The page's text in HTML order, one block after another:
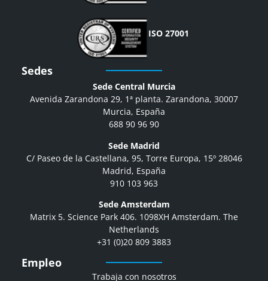
ISO 27001
Sedes
Sede Central Murcia
Avenida Zarandona 29, 1ª planta. Zarandona, 30007
Murcia, España
688 90 96 90
Sede Madrid
C/ Paseo de la Castellana, 95, Torre Europa, 15º 28046
Madrid, España
910 103 963
Sede Amsterdam
Matrix 5. Science Park 406. 1098XH Amsterdam. The
Netherlands
+31 (0)20 809 3883
Empleo
Trabaja con nosotros